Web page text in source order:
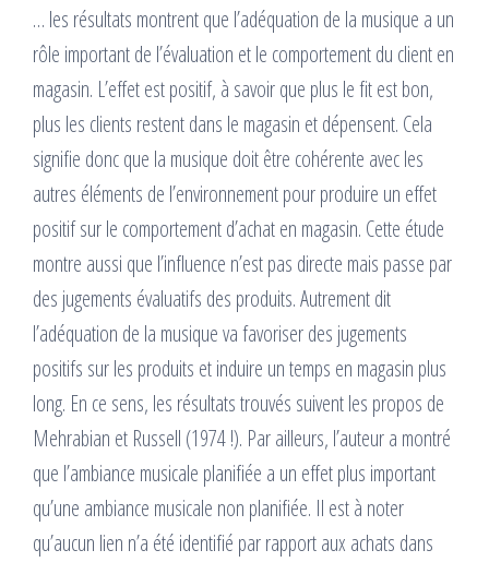
… les résultats montrent que l’adéquation de la musique a un
rôle important de l’évaluation et le comportement du client en
magasin. L’effet est positif, à savoir que plus le fit est bon,
plus les clients restent dans le magasin et dépensent. Cela
signifie donc que la musique doit être cohérente avec les
autres éléments de l’environnement pour produire un effet
positif sur le comportement d’achat en magasin. Cette étude
montre aussi que l’influence n’est pas directe mais passe par
des jugements évaluatifs des produits. Autrement dit
l’adéquation de la musique va favoriser des jugements
positifs sur les produits et induire un temps en magasin plus
long. En ce sens, les résultats trouvés suivent les propos de
Mehrabian et Russell (1974 !). Par ailleurs, l’auteur a montré
que l’ambiance musicale planifiée a un effet plus important
qu’une ambiance musicale non planifiée. Il est à noter
qu’aucun lien n’a été identifié par rapport aux achats dans